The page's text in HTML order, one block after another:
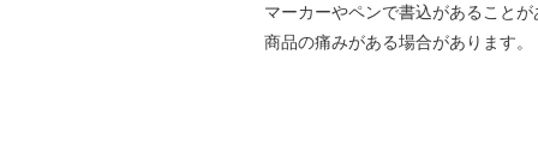
マーカーやペンで書込があることが
商品の痛みがある場合があります。